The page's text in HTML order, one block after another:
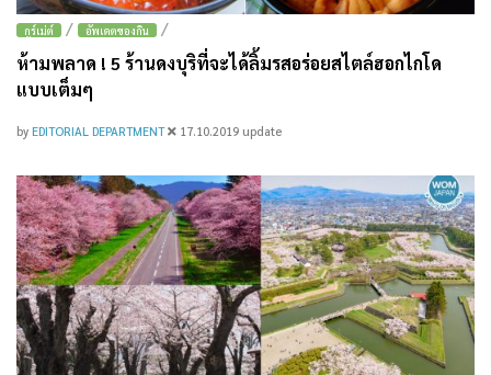
กูร์เม่ต์ / อัพเดตของกิน /
ห้ามพลาด ! 5 ร้านดงบุริที่จะได้ลิ้มรสอร่อยสไตล์ฮอกไกโด
แบบเต็มๆ
by EDITORIAL DEPARTMENT 17.10.2019 update